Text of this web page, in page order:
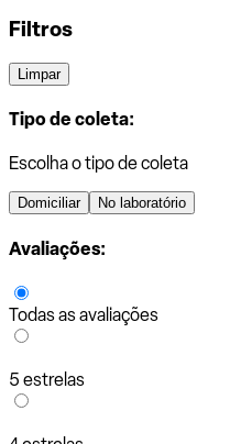
Filtros
Limpar
Tipo de coleta:
Escolha o tipo de coleta
Domiciliar No laboratório
Avaliações:
Todas as avaliações
5 estrelas